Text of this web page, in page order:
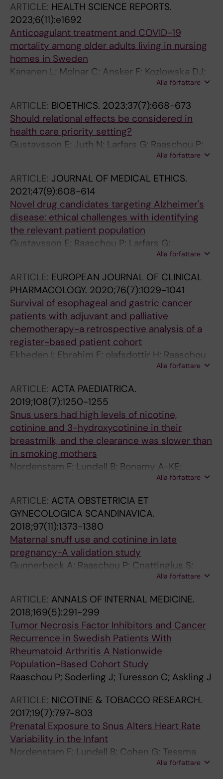
Ptacek S
ARTICLE: HEALTH SCIENCE REPORTS.
2023;6(11):e1692
Anticoagulant treatment and COVID-19
mortality among older adults living in nursing
homes in Sweden
Kananen L; Molnar C; Ansker F; Kozlowska DJ;
Hagg S; Jylhava J; Religa D; Raaschou PAlla författare
ARTICLE: BIOETHICS. 2023;37(7):668-673
Should relational effects be considered in
health care priority setting?
Gustavsson E; Juth N; Larfars G; Raaschou P;
Alla författare
ARTICLE: JOURNAL OF MEDICAL ETHICS.
2021;47(9):608-614
Novel drug candidates targeting Alzheimer's
disease: ethical challenges with identifying
the relevant patient population
Gustavsson E; Raaschou P; Larfars G;
Alla författare
ARTICLE: EUROPEAN JOURNAL OF CLINICAL
PHARMACOLOGY. 2020;76(7):1029-1041
Survival of esophageal and gastric cancer
patients with adjuvant and palliative
chemotherapy-a retrospective analysis of a
register-based patient cohort
Ekheden I; Ebrahim F; olafsdottir H; Raaschou
P; Wettermark B; Henriksson R; Ye WAlla författare
ARTICLE: ACTA PAEDIATRICA.
2019;108(7):1250-1255
Snus users had high levels of nicotine,
cotinine and 3-hydroxycotinine in their
breastmilk, and the clearance was slower than
in smoking mothers
Nordenstam F; Lundell B; Bonamy A-KE;
Alla författare
ARTICLE: ACTA OBSTETRICIA ET
GYNECOLOGICA SCANDINAVICA.
2018;97(11):1373-1380
Maternal snuff use and cotinine in late
pregnancy-A validation study
Gunnerbeck A; Raaschou P; Cnattingius S;
Alla författare
ARTICLE: ANNALS OF INTERNAL MEDICINE.
2018;169(5):291-299
Tumor Necrosis Factor Inhibitors and Cancer
Recurrence in Swedish Patients With
Rheumatoid Arthritis A Nationwide
Population-Based Cohort Study
Raaschou P; Soderling J; Turesson C; Askling J
ARTICLE: NICOTINE & TOBACCO RESEARCH.
2017;19(7):797-803
Prenatal Exposure to Snus Alters Heart Rate
Variability in the Infant
Nordenstam F; Lundell B; Cohen G; Tessma
Alla författare